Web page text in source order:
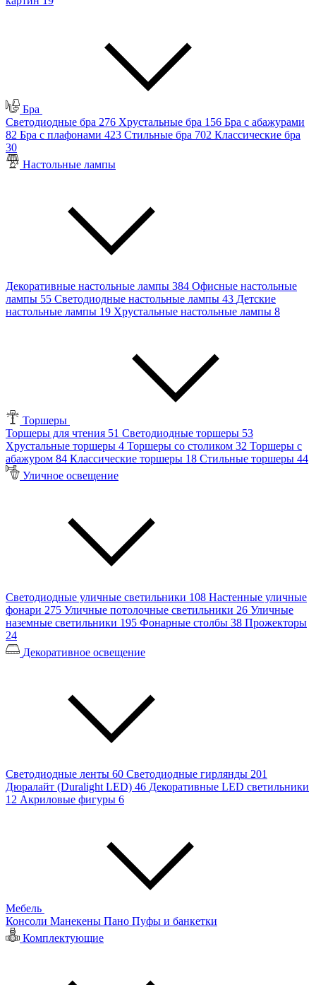
Бра
Светодиодные бра 276 Хрустальные бра 156 Бра с абажурами
82 Бра с плафонами 423 Стильные бра 702 Классические бра
30
Настольные лампы
Декоративные настольные лампы 384 Офисные настольные
лампы 55 Светодиодные настольные лампы 43 Детские
настольные лампы 19 Хрустальные настольные лампы 8
Торшеры
Торшеры для чтения 51 Светодиодные торшеры 53
Хрустальные торшеры 4 Торшеры со столиком 32 Торшеры с
абажуром 84 Классические торшеры 18 Стильные торшеры 44
Уличное освещение
Светодиодные уличные светильники 108 Настенные уличные
фонари 275 Уличные потолочные светильники 26 Уличные
наземные светильники 195 Фонарные столбы 38 Прожекторы
24
Декоративное освещение
Светодиодные ленты 60 Светодиодные гирлянды 201
Дюралайт (Duralight LED) 46 Декоративные LED светильники
12 Акриловые фигуры 6
Мебель
Консоли Манекены Пано Пуфы и банкетки
Комплектующие